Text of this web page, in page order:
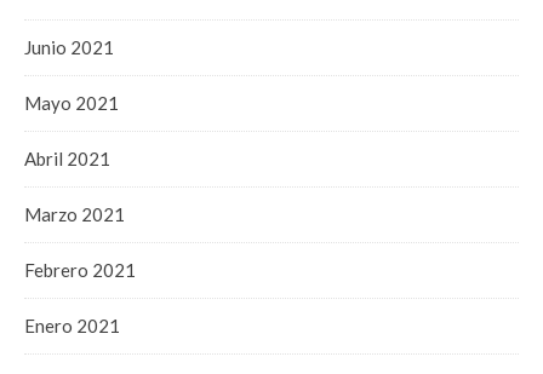
Junio 2021
Mayo 2021
Abril 2021
Marzo 2021
Febrero 2021
Enero 2021